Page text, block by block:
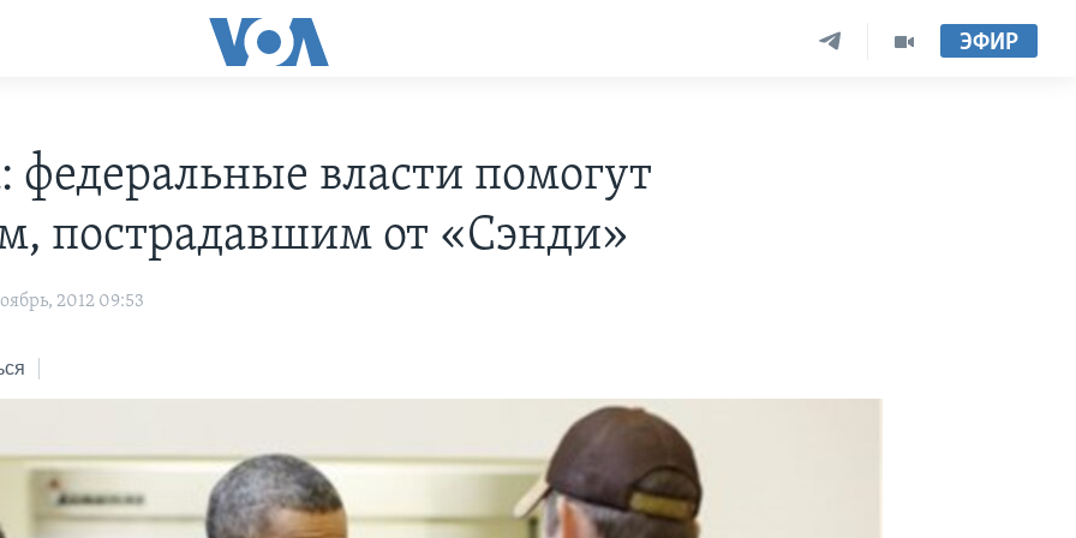
ЭФИР
федеральные власти помогут
пострадавшим от «Сэнди»
2012 09:53